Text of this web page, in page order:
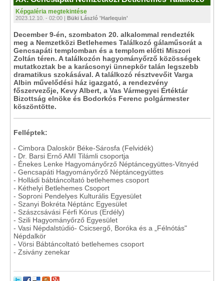
Képgaléria megtekintése
2023.12.10. - 02:00 | Büki László 'Harlequin'
December 9-én, szombaton 20. alkalommal rendezték
meg a Nemzetközi Betlehemes Találkozó gálaműsorát a
Gencsapáti templomban és a templom előtti Miszori
Zoltán téren. A találkozón hagyományőrző közösségek
mutatkoztak be a karácsonyi ünnepkör talán legszebb
dramatikus szokásával. A találkozó résztvevőit Varga
Albin művelődési ház igazgató, a rendezvény
főszervezője, Kevy Albert, a Vas Vármegyei Értéktár
Bizottság elnöke és Bodorkós Ferenc polgármester
köszöntötte.
Felléptek:
- Cimbora Daloskör Béke-Sárosfa (Felvidék)
- Dr. Barsi Ernő AMI Tilámli csoportja
- Énekes Lenke Hagyományőrző Néptáncegyüttes-Vitnyéd
- Gencsapáti Hagyományőrző Néptáncegyüttes
- Holládi bábtáncoltató betlehemes csoport
- Kéthelyi Betlehemes Csoport
- Soproni Pendelyes Kulturális Egyesület
- Szanyi Bokréta Néptánc Egyesület
- Szászcsávási Férfi Kórus (Erdély)
- Szili Hagyományőrző Egyesület
- Vasi Népdalstúdió- Csicsergő, Boróka és a „Félnótás"
Népdalkör
- Vörsi Bábtáncoltató betlehemes csoport
- Zsivány zenekar